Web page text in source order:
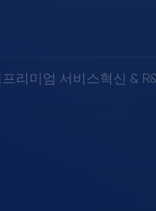
프리미엄 서비스혁신 &